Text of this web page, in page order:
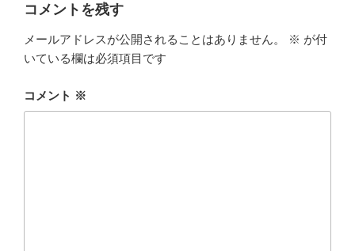
コメントを残す
メールアドレスが公開されることはありません。 ※ が付
いている欄は必須項目です
コメント ※